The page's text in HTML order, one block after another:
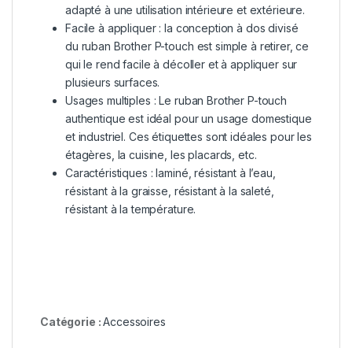
adapté à une utilisation intérieure et extérieure.
Facile à appliquer : la conception à dos divisé
du ruban Brother P-touch est simple à retirer, ce
qui le rend facile à décoller et à appliquer sur
plusieurs surfaces.
Usages multiples : Le ruban Brother P-touch
authentique est idéal pour un usage domestique
et industriel. Ces étiquettes sont idéales pour les
étagères, la cuisine, les placards, etc.
Caractéristiques : laminé, résistant à l’eau,
résistant à la graisse, résistant à la saleté,
résistant à la température.
Catégorie :Accessoires